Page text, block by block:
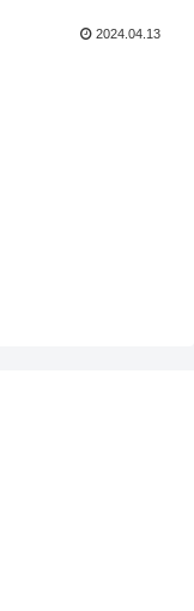
2024.04.13